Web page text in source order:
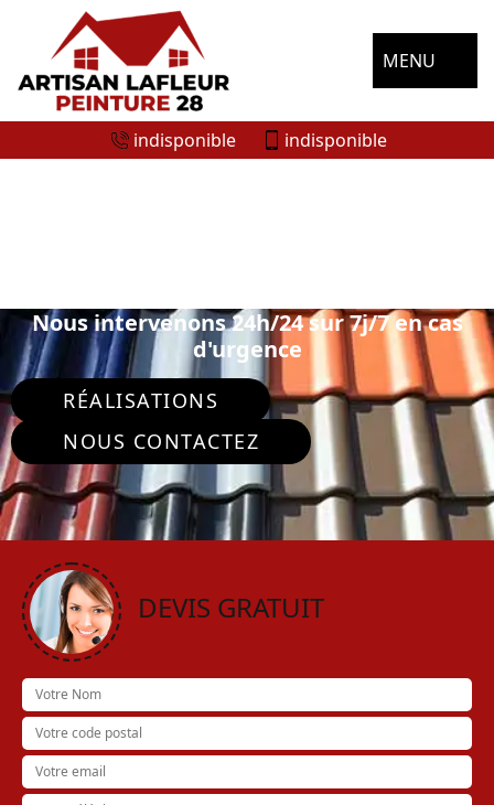
MENU
indisponible indisponible
Nous intervenons 24h/24 sur 7j/7 en cas
d'urgence
RÉALISATIONS
NOUS CONTACTEZ
DEVIS GRATUIT